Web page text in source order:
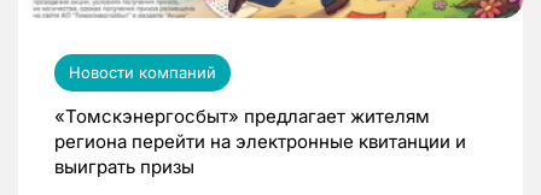
Новости компаний
«Томскэнергосбыт» предлагает жителям
региона перейти на электронные квитанции и
выиграть призы